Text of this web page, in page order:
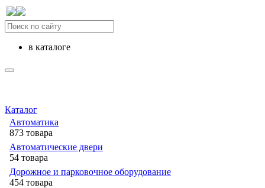
в каталоге
Каталог
Автоматика
873 товара
Автоматические двери
54 товара
Дорожное и парковочное оборудование
454 товара